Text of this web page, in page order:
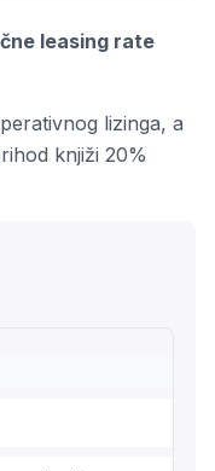
leasing rate
lizinga, a
knjiži 20%